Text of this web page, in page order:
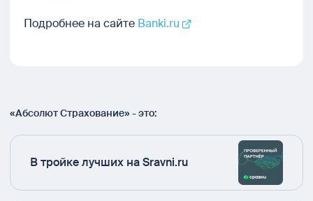
Подробнее на сайте Banki.ru
«Абсолют Страхование» - это:
В тройке лучших на Sravni.ru